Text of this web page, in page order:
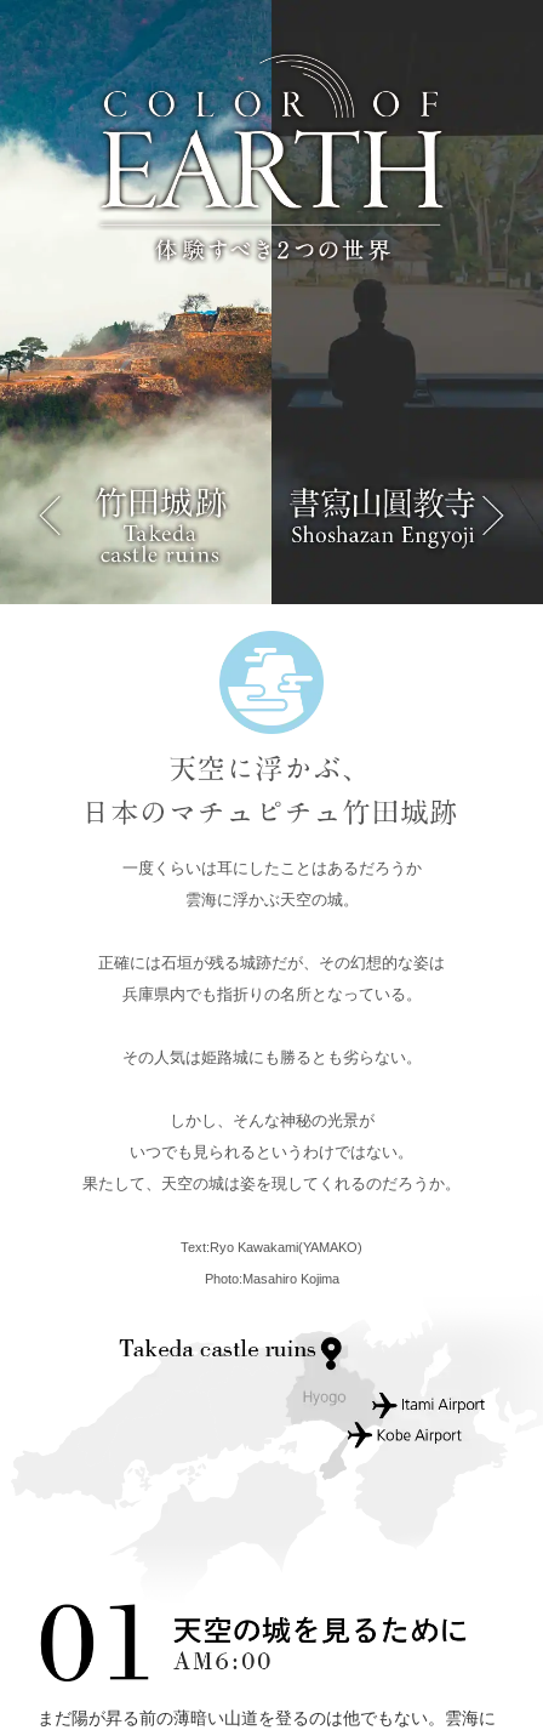
一度くらいは耳にしたことはあるだろうか
雲海に浮かぶ天空の城。
正確には石垣が残る城跡だが、その幻想的な姿は
兵庫県内でも指折りの名所となっている。
その人気は姫路城にも勝るとも劣らない。
しかし、そんな神秘の光景が
いつでも見られるというわけではない。
果たして、天空の城は姿を現してくれるのだろうか。
Text:Ryo Kawakami(YAMAKO)
Photo:Masahiro Kojima
まだ陽が昇る前の薄暗い山道を登るのは他でもない。雲海に